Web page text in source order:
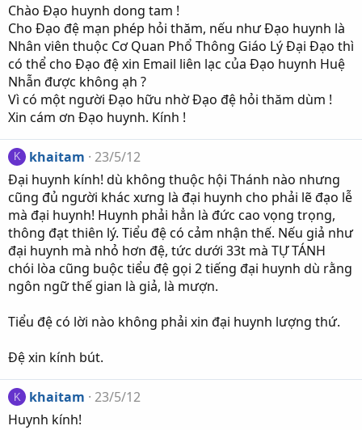
Chào Đạo huynh dong tam !
Cho Đạo đệ mạn phép hỏi thăm, nếu như Đạo huynh là
Nhân viên thuộc Cơ Quan Phổ Thông Giáo Lý Đại Đạo thì
có thể cho Đạo đệ xin Email liên lạc của Đạo huynh Huệ
Nhẫn được không ạh ?
Vì có một người Đạo hữu nhờ Đạo đệ hỏi thăm dùm !
Xin cám ơn Đạo huynh. Kính !
K khaitam
23/5/12
Đại huynh kính! dù không thuộc hội Thánh nào nhưng
cũng đủ người khác xưng là đại huynh cho phải lẽ đạo lễ
mà đại huynh! Huynh phải hẳn là đức cao vọng trọng,
thông đạt thiên lý. Tiểu đệ có cảm nhận thế. Nếu giả như
đại huynh mà nhỏ hơn đệ, tức dưới 33t mà TỰ TÁNH
chói lòa cũng buộc tiểu đệ gọi 2 tiếng đại huynh dù rằng
ngôn ngữ thế gian là giả, là mượn.
Tiểu đệ có lời nào không phải xin đại huynh lượng thứ.
Đệ xin kính bút.
K khaitam
23/5/12
Huynh kính!